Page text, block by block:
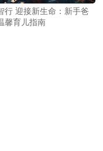
行 迎接新生命：新手爸
馨育儿指南